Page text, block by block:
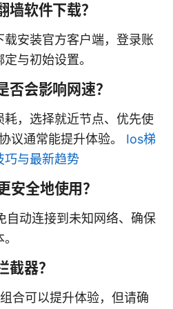
墙软件下载？
安装官方客户端，登录账
与初始设置。
否会影响网速？
，选择就近节点、优先使
议通常能提升体验。 Ios梯
巧与最新趋势
安全地使用？
动连接到未知网络、确保
截器？
合可以提升体验，但请确